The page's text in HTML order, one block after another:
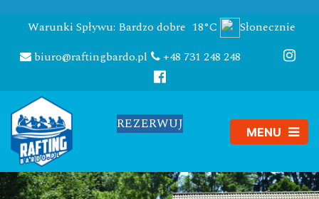
Warunki Spływu: Bardzo dobre 18°C
Słonecznie
biuro@raftingbardo.pl
+48 731 248 248
REZERWUJ